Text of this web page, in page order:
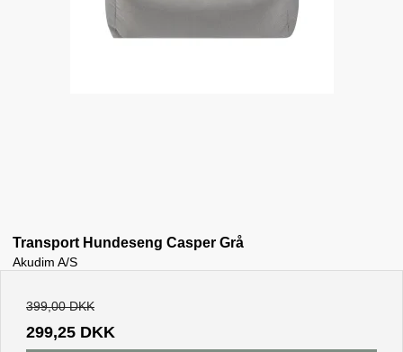
Transport Hundeseng Casper Grå
Akudim A/S
399,00 DKK
299,25 DKK